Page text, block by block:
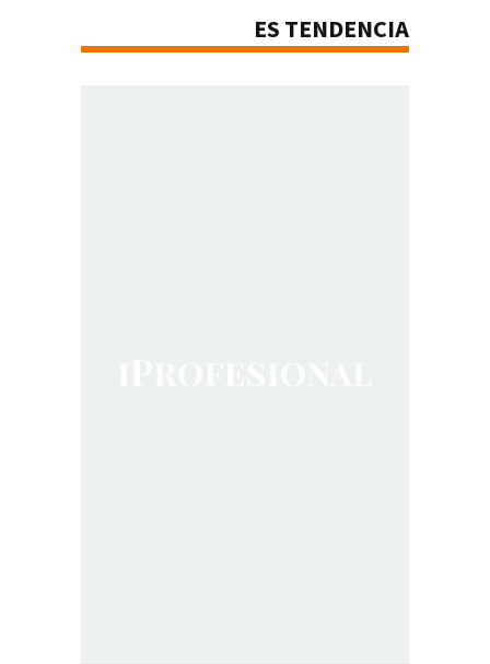
ES TENDENCIA